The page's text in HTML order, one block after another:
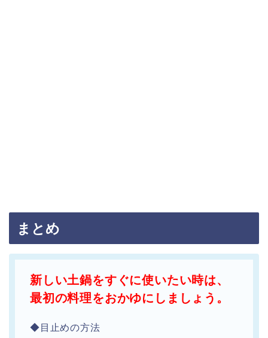
まとめ
新しい土鍋をすぐに使いたい時は、
最初の料理をおかゆにしましょう。
◆目止めの方法